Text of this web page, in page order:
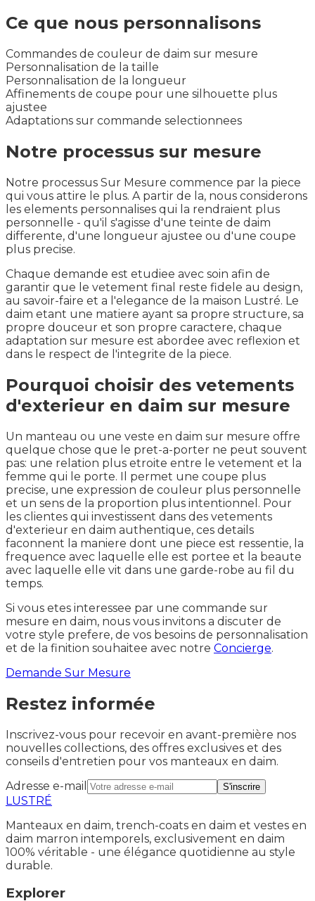
Ce que nous personnalisons
Commandes de couleur de daim sur mesure
Personnalisation de la taille
Personnalisation de la longueur
Affinements de coupe pour une silhouette plus
ajustee
Adaptations sur commande selectionnees
Notre processus sur mesure
Notre processus Sur Mesure commence par la piece
qui vous attire le plus. A partir de la, nous considerons
les elements personnalises qui la rendraient plus
personnelle - qu'il s'agisse d'une teinte de daim
differente, d'une longueur ajustee ou d'une coupe
plus precise.
Chaque demande est etudiee avec soin afin de
garantir que le vetement final reste fidele au design,
au savoir-faire et a l'elegance de la maison Lustré. Le
daim etant une matiere ayant sa propre structure, sa
propre douceur et son propre caractere, chaque
adaptation sur mesure est abordee avec reflexion et
dans le respect de l'integrite de la piece.
Pourquoi choisir des vetements
d'exterieur en daim sur mesure
Un manteau ou une veste en daim sur mesure offre
quelque chose que le pret-a-porter ne peut souvent
pas: une relation plus etroite entre le vetement et la
femme qui le porte. Il permet une coupe plus
precise, une expression de couleur plus personnelle
et un sens de la proportion plus intentionnel. Pour
les clientes qui investissent dans des vetements
d'exterieur en daim authentique, ces details
faconnent la maniere dont une piece est ressentie, la
frequence avec laquelle elle est portee et la beaute
avec laquelle elle vit dans une garde-robe au fil du
temps.
Si vous etes interessee par une commande sur
mesure en daim, nous vous invitons a discuter de
votre style prefere, de vos besoins de personnalisation
et de la finition souhaitee avec notre Concierge.
Demande Sur Mesure
Restez informée
Inscrivez-vous pour recevoir en avant-première nos
nouvelles collections, des offres exclusives et des
conseils d'entretien pour vos manteaux en daim.
Adresse e-mail
S'inscrire
LUSTRÉ
Manteaux en daim, trench-coats en daim et vestes en
daim marron intemporels, exclusivement en daim
100% véritable - une élégance quotidienne au style
durable.
Explorer